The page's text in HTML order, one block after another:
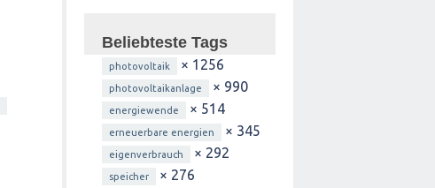
Beliebteste Tags
photovoltaik × 1256
photovoltaikanlage × 990
energiewende × 514
erneuerbare energien × 345
eigenverbrauch × 292
speicher × 276